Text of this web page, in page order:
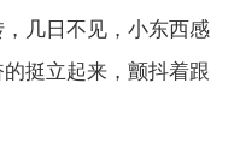
几日不见，小东西感
挺立起来，颤抖着跟